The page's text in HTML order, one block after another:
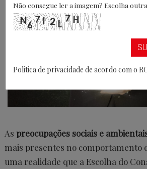
As preocupações sociais e
mais presentes no comportamento
uma realidade que a Escolha do
Não consegue ler a imagem? Escolha outra
Politica de privacidade de acordo com o